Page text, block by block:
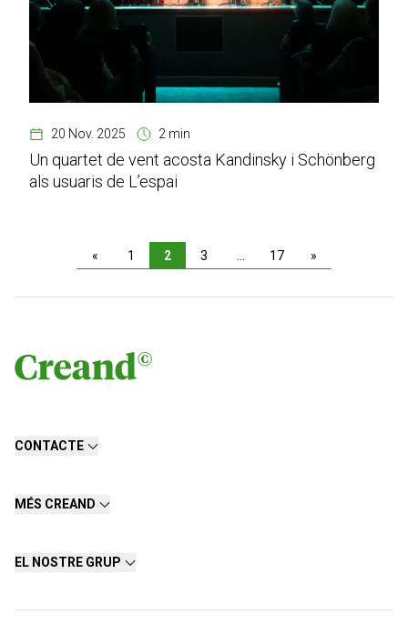
20 Nov. 2025 2 min
Un quartet de vent acosta Kandinsky i Schönberg
als usuaris de L’espai
« 1 2 3 17 »
CONTACTE
MÉS CREAND
EL NOSTRE GRUP